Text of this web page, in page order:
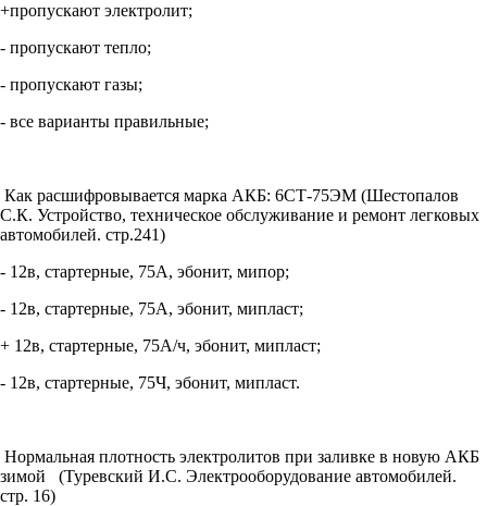
+пропускают электролит;
- пропускают тепло;
- пропускают газы;
- все варианты правильные;
Как расшифровывается марка АКБ: 6СТ-75ЭМ (Шестопалов
С.К. Устройство, техническое обслуживание и ремонт легковых
автомобилей. стр.241)
- 12в, стартерные, 75А, эбонит, мипор;
- 12в, стартерные, 75А, эбонит, мипласт;
+ 12в, стартерные, 75А/ч, эбонит, мипласт;
- 12в, стартерные, 75Ч, эбонит, мипласт.
Нормальная плотность электролитов при заливке в новую АКБ
зимой (Туревский И.С. Электрооборудование автомобилей.
стр. 16)